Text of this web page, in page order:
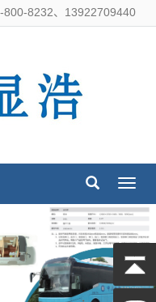
800-8232、13922709440
导
航
单